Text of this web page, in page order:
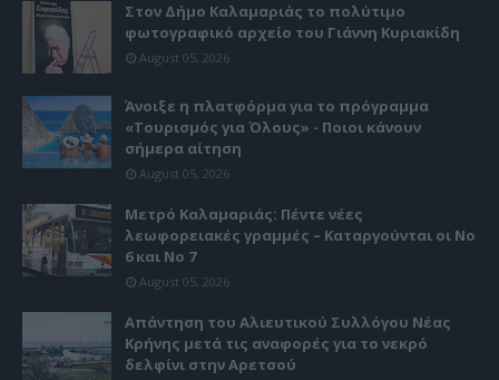
Στον Δήμο Καλαμαριάς το πολύτιμο
φωτογραφικό αρχείο του Γιάννη Κυριακίδη
August 05, 2026
Άνοιξε η πλατφόρμα για το πρόγραμμα
«Τουρισμός για Όλους» - Ποιοι κάνουν
σήμερα αίτηση
August 05, 2026
Μετρό Καλαμαριάς: Πέντε νέες
λεωφορειακές γραμμές – Καταργούνται οι Νο
6 και Νο 7
August 05, 2026
Απάντηση του Αλιευτικού Συλλόγου Νέας
Κρήνης μετά τις αναφορές για το νεκρό
δελφίνι στην Αρετσού